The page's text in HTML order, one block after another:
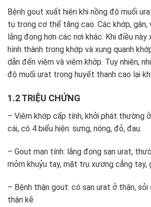
Bệnh gout xuất hiện khi nồng độ muối
tụ trong cơ thể tăng cao. Các khớp, gân,
lắng đọng hơn các nơi khác. Khi điều
hình thành trong khớp và xung quanh
dẫn đến viêm và viêm khớp. Tuy nhiên,
độ muối urat trong huyết thanh cao lại
1.2 TRIỆU CHỨNG
– Viêm khớp cấp tính, khởi phát thường
cái, có 4 biểu hiện: sưng, nóng, đỏ, đau.
– Gout mạn tính: lắng đọng sạn urat,
mỏm khuỷu tay, mặt trụ xương cẳng tay,
– Bệnh thận gout: có sạn urat ở thận, sỏi
thận kẽ.